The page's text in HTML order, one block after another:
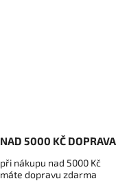
NAD 5000 KČ
při nákupu nad 5000 Kč
máte dopravu zdarma